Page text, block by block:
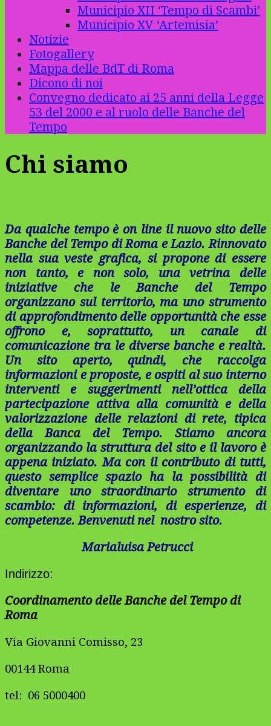
Municipio XII ‘Tempo di Scambi’
Municipio XV ‘Artemisia’
Notizie
Fotogallery
Mappa delle BdT di Roma
Dicono di noi
Convegno dedicato ai 25 anni della Legge
53 del 2000 e al ruolo delle Banche del
Tempo
Chi siamo
Da qualche tempo è on line il nuovo sito delle
Banche del Tempo di Roma e Lazio. Rinnovato
nella sua veste grafica, si propone di essere
non tanto, e non solo, una vetrina delle
iniziative che le Banche del Tempo
organizzano sul territorio, ma uno strumento
di approfondimento delle opportunità che esse
offrono e, soprattutto, un canale di
comunicazione tra le diverse banche e realtà.
Un sito aperto, quindi, che raccolga
informazioni e proposte, e ospiti al suo interno
interventi e suggerimenti nell’ottica della
partecipazione attiva alla comunità e della
valorizzazione delle relazioni di rete, tipica
della Banca del Tempo. Stiamo ancora
organizzando la struttura del sito e il lavoro è
appena iniziato. Ma con il contributo di tutti,
questo semplice spazio ha la possibilità di
diventare uno straordinario strumento di
scambio: di informazioni, di esperienze, di
competenze. Benvenuti nel nostro sito.
Marialuisa Petrucci
Indirizzo:
Coordinamento delle Banche del Tempo di
Roma
Via Giovanni Comisso, 23
00144 Roma
tel: 06 5000400